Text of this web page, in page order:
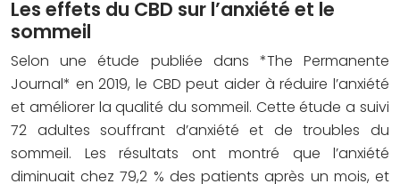
Les effets du CBD sur l’anxiété et le
sommeil
Selon une étude publiée dans *The Permanente
Journal* en 2019, le CBD peut aider à réduire l’anxiété
et améliorer la qualité du sommeil. Cette étude a suivi
72 adultes souffrant d’anxiété et de troubles du
sommeil. Les résultats ont montré que l’anxiété
diminuait chez 79,2 % des patients après un mois, et